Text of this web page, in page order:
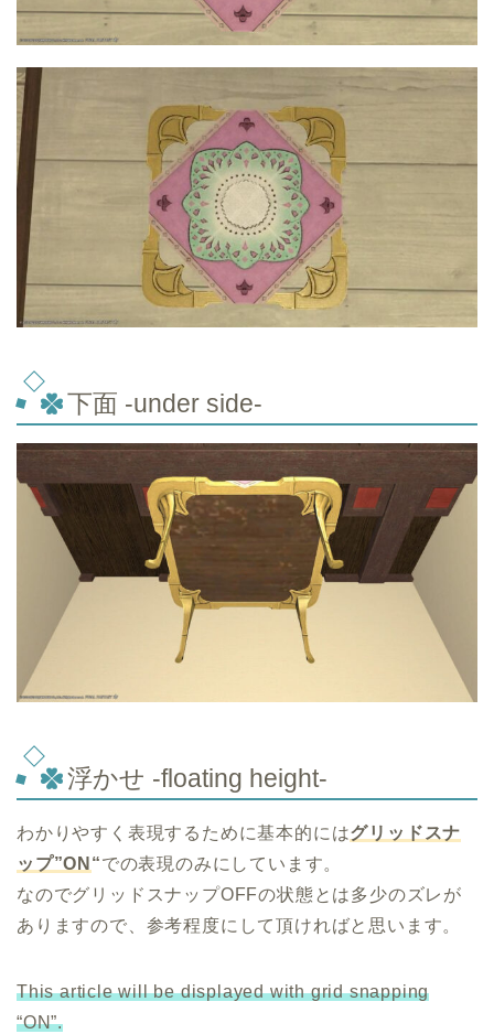
下面 -under side-
浮かせ -floating height-
わかりやすく表現するために基本的にはグリッドスナ
ップ”ON “での表現のみにしています。
なのでグリッドスナップOFFの状態とは多少のズレが
ありますので、参考程度にして頂ければと思います。
This article will be displayed with grid snapping
“ON”.